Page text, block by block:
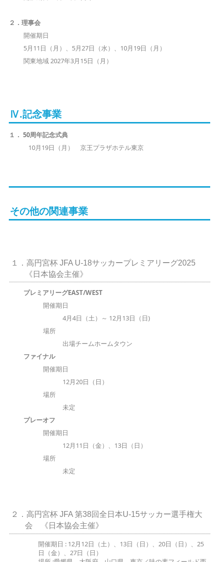
２．理事会
開催期日
5月11日（月）、5月27日（水）、10月19日（月）
関東地域 2027年3月15日（月）
Ⅳ.記念事業
１． 50周年記念式典
10月19日（月） 京王プラザホテル東京
その他の関連事業
１．高円宮杯 JFA U-18サッカープレミアリーグ2025
《日本協会主催》
プレミアリーグEAST/WEST
開催期日
4月4日（土）～ 12月13日（日)
場所
出場チームホームタウン
ファイナル
開催期日
12月20日（日）
場所
未定
プレーオフ
開催期日
12月11日（金）、13日（日）
場所
未定
２．高円宮杯 JFA 第38回全日本U-15サッカー選手権大
会 《日本協会主催》
開催期日 : 12月12日（土）、13日（日）、20日（日）、25
日（金）、27日（日）